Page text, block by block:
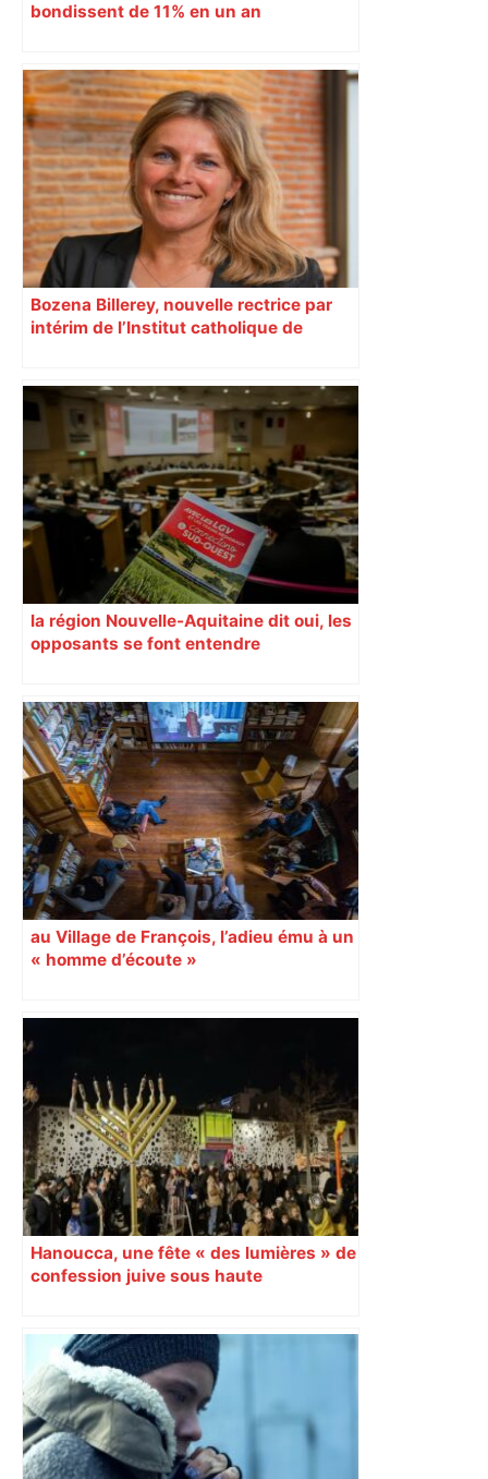
bondissent de 11% en un an
Bozena Billerey, nouvelle rectrice par
intérim de l’Institut catholique de
la région Nouvelle-Aquitaine dit oui, les
opposants se font entendre
au Village de François, l’adieu ému à un
« homme d’écoute »
Hanoucca, une fête « des lumières » de
confession juive sous haute
Labège, près de Toulouse